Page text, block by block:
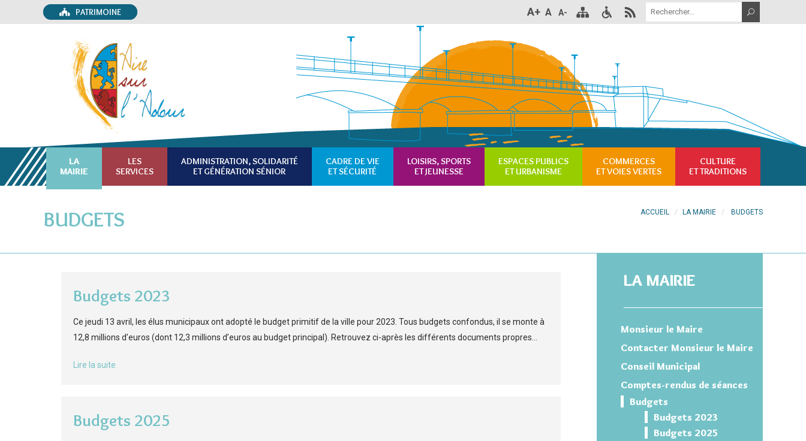
PATRIMOINE A+ A A-
LA
MAIRIE
LES
SERVICES
ADMINISTRATION, SOLIDARITÉ
ET GÉNÉRATION SÉNIOR
CADRE DE VIE
ET SÉCURITÉ
LOISIRS, SPORTS
ET JEUNESSE
ESPACES PUBLICS
ET URBANISME
COMMERCES
ET VOIES VERTES
CULTURE
ET TRADITIONS
BUDGETS ACCUEIL LA MAIRIE BUDGETS
Budgets 2023
Ce jeudi 13 avril, les élus municipaux ont adopté le budget primitif de la ville pour 2023. Tous budgets confondus, il se monte à
12,8 millions d’euros (dont 12,3 millions d’euros au budget principal). Retrouvez ci-après les différents documents propres…
Lire la suite
Budgets 2025
LA MAIRIE
Monsieur le Maire
Contacter Monsieur le Maire
Conseil Municipal
Comptes-rendus de séances
Budgets
Budgets 2023
Budgets 2025